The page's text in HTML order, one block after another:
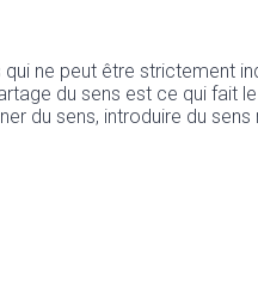
ne peut être strictement
du sens est ce qui
du sens, introduire du